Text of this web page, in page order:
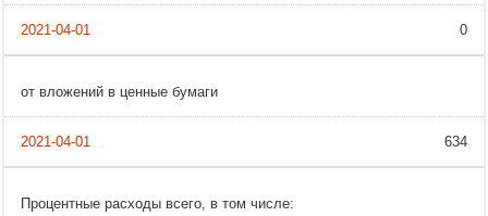
0
от вложений в ценные бумаги
634
Процентные расходы всего, в том числе: